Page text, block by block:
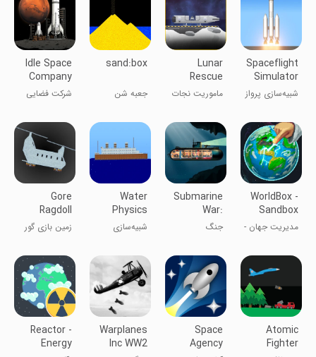
Spaceflight
Simulator
شبیه‌سازی پرواز
Lunar
Rescue
Mission:
Spacefli
ماموریت نجات
فضایی
sand:box
جعبه شن
Idle Space
Company
شرکت فضایی
WorldBox -
Sandbox
Simulator
مدیریت جهان -
Submarine
War:
Submarine
جنگ
بازی‌های
زیردریایی
Water
Physics
Simulation
شبیه‌سازی
Gore
Ragdoll
Playground
زمین بازی گور
Atomic
Fighter
Space
Agency
Warplanes
Inc WW2
Reactor -
Energy